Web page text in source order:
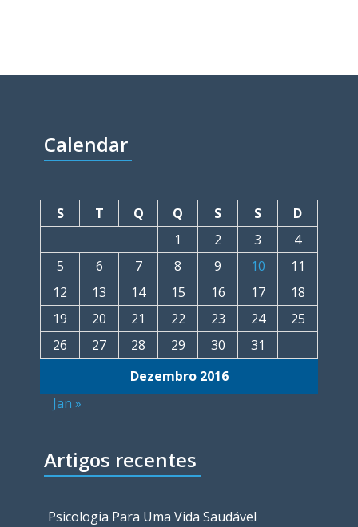
Calendar
Dezembro 2016
S T Q Q S S
D
1
2 3
4
5
6 7 8 9 10
11
12
13 14 15 16 17
18
19
20 21 22 23 24
25
26
27 28 29 30 31
Jan »
Artigos recentes
Psicologia Para Uma Vida Saudável